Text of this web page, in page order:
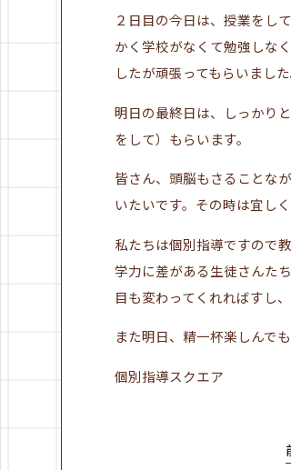
２日目の今日は、授業をし
かく学校がなくて勉強しな
したが頑張ってもらいました
明日の最終日は、しっかり
をして）もらいます。
皆さん、頭脳もさることな
いたいです。その時は宜し
私たちは個別指導ですので
学力に差がある生徒さんた
目も変わってくれればすし
また明日、精一杯楽しんで
個別指導スクエア